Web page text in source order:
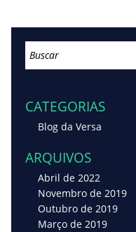
CATEGORIAS
Blog da Versa
ARQUIVOS
Abril de 2022
Novembro de 2019
Outubro de 2019
Março de 2019